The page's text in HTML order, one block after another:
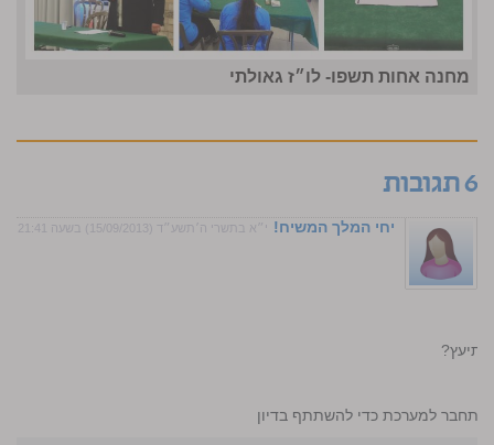
מחנה אחות תשפו- לו״ז גאולתי
6 תגובות
יחי המלך המשיח! י״א בתשרי ה׳תשע״ד (15/09/2013) בשעה 21:41
התחבר למערכת כדי להשתתף בדיון